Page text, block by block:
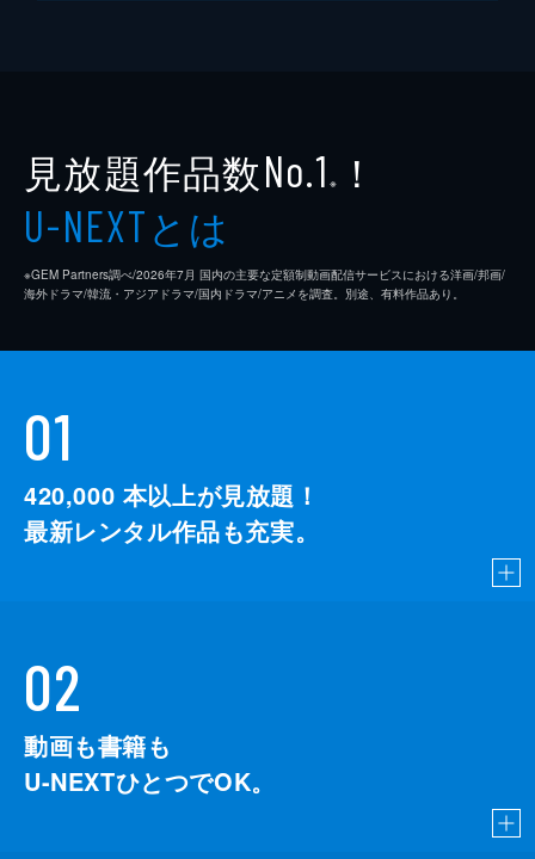
見放題作品数No.1 ※ ！
U-NEXTとは
※GEM Partners調べ/2026年7⽉ 国内の主要な定額制動画配信サービスにおける洋画/邦画/
海外ドラマ/韓流・アジアドラマ/国内ドラマ/アニメを調査。別途、有料作品あり。
01
420,000 本以上が見放題！
最新レンタル作品も充実。
02
動画も書籍も
U-NEXTひとつでOK。